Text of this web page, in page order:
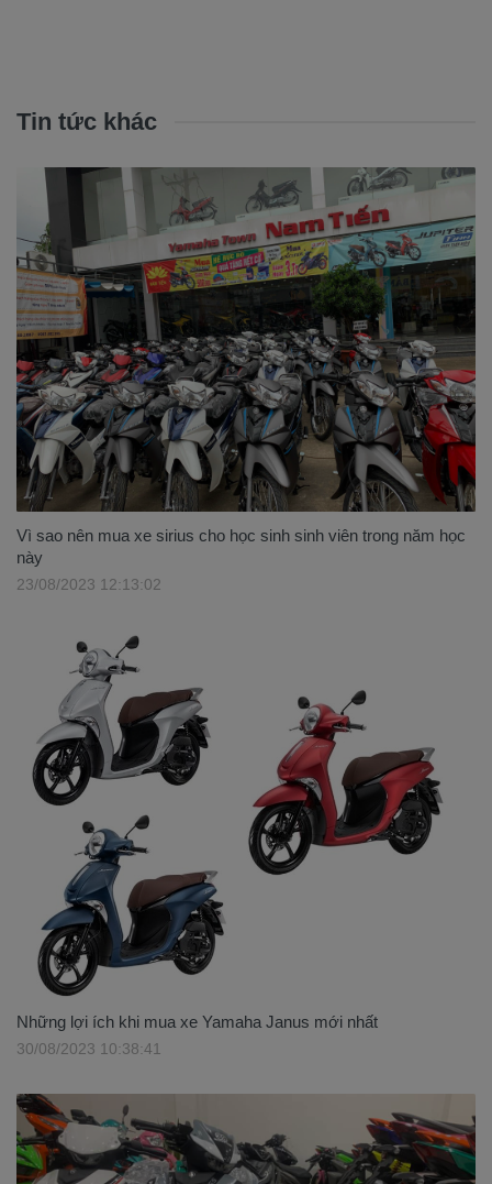
Tin tức khác
Vì sao nên mua xe sirius cho học sinh sinh viên trong năm học
này
23/08/2023 12:13:02
Những lợi ích khi mua xe Yamaha Janus mới nhất
30/08/2023 10:38:41